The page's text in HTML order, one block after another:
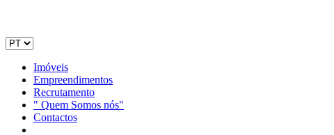
Imóveis
Empreendimentos
Recrutamento
" Quem Somos nós"
Contactos